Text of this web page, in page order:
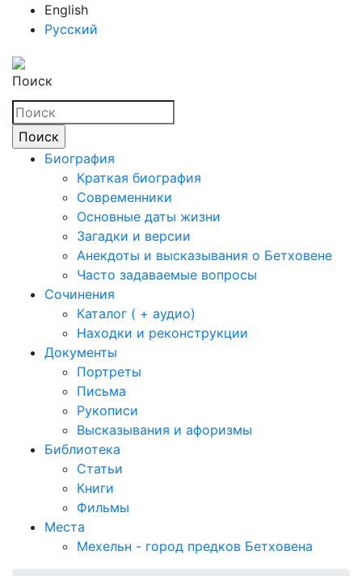
English
Русский
Поиск
Биография
Краткая биография
Современники
Основные даты жизни
Загадки и версии
Анекдоты и высказывания о Бетховене
Часто задаваемые вопросы
Сочинения
Каталог ( + аудио)
Находки и реконструкции
Документы
Портреты
Письма
Рукописи
Высказывания и афоризмы
Библиотека
Статьи
Книги
Фильмы
Места
Мехельн - город предков Бетховена